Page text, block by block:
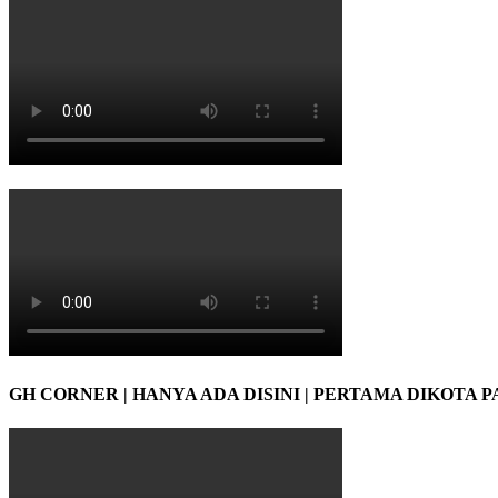
GH CORNER | HANYA ADA DISINI | PERTAMA DIKOTA